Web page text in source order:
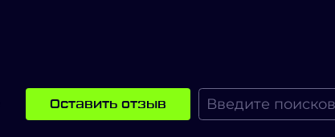
Оставить отзыв